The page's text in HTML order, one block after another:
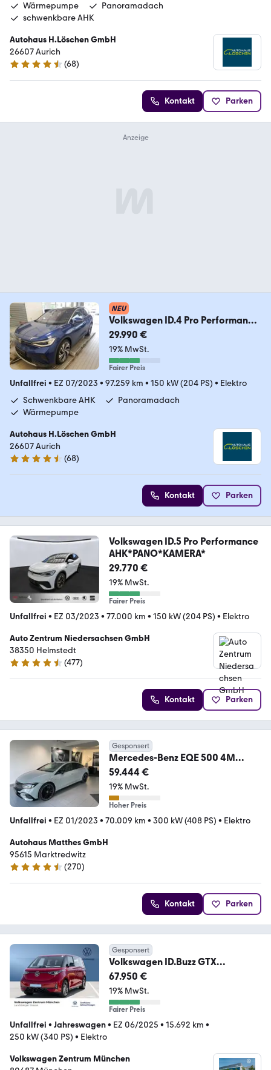
Wärmepumpe
Panoramadach
schwenkbare AHK
Autohaus H.Löschen GmbH
26607 Aurich
4.7 Sterne
(68)
Kontakt Parken
NEU
Volkswagen ID.4 Pro Performance
150 kW Wärmepumpe AHK Pano
29.990 €
19% MwSt.
Fairer Preis
Unfallfrei • EZ 07/2023 • 97.259 km • 150 kW (204 PS) • Elektro
Schwenkbare AHK
Panoramadach
Wärmepumpe
Autohaus H.Löschen GmbH
26607 Aurich
4.7 Sterne
(68)
Kontakt Parken
Volkswagen ID.5 Pro Performance
AHK*PANO*KAMERA*
29.770 €
19% MwSt.
Fairer Preis
Unfallfrei • EZ 03/2023 • 77.000 km • 150 kW (204 PS) • Elektro
Auto Zentrum Niedersachsen GmbH
38350 Helmstedt
4.5 Sterne
(477)
Kontakt Parken
Gesponsert
Mercedes-Benz EQE 500 4M
AMG/Night/360°/Dig.-Light/AHK
59.444 €
19% MwSt.
Hoher Preis
Unfallfrei • EZ 01/2023 • 70.009 km • 300 kW (408 PS) • Elektro
Autohaus Matthes GmbH
95615 Marktredwitz
4.6 Sterne
(270)
Kontakt Parken
Gesponsert
Volkswagen ID.Buzz GTX
250kW/84kWh 4motion AHK ACC
CCS IQ.L
67.950 €
19% MwSt.
Fairer Preis
Unfallfrei • Jahreswagen• EZ 06/2025 • 15.692 km •
250 kW (340 PS) • Elektro
Volkswagen Zentrum München